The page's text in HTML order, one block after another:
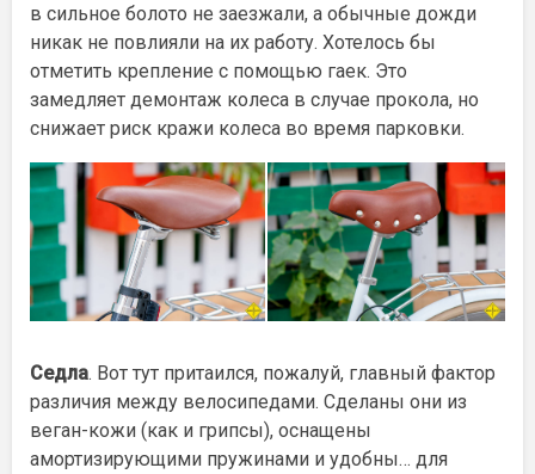
в сильное болото не заезжали, а обычные дожди
никак не повлияли на их работу. Хотелось бы
отметить крепление с помощью гаек. Это
замедляет демонтаж колеса в случае прокола, но
снижает риск кражи колеса во время парковки.
Седла. Вот тут притаился, пожалуй, главный фактор
различия между велосипедами. Сделаны они из
веган-кожи (как и грипсы), оснащены
амортизирующими пружинами и удобны… для